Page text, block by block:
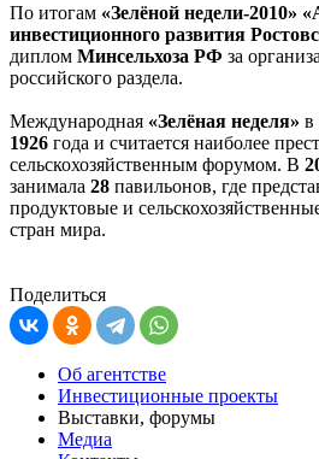
По итогам «Зелёной недели-2010»
инвестиционного развития
диплом Минсельхоза РФ за
российского раздела.
Международная «Зелёная неделя» в
1926 года и считается наиболее
сельскохозяйственным форумом. В
занимала 28 павильонов, где
продуктовые и
стран мира.
Поделиться
Об агентстве
Инвестиционные проекты
Выставки, форумы
Медиа